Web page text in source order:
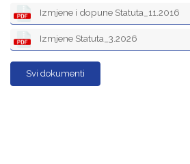
Izmjene i dopune Statuta_11.2016
Izmjene Statuta_3.2026
Svi dokumenti